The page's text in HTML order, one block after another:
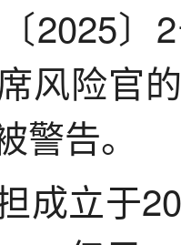
〔2025
风险官
警告。
成立于